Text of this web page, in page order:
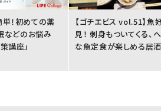
！初めての薬
などのお悩み
講座」
【ゴチエビス vol.51】魚
見！ 刺身もついてくる、
な魚定食が楽しめる居